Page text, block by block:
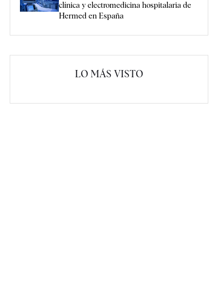
clínica y electromedicina hospitalaria de
Hermed en España
LO MÁS VISTO